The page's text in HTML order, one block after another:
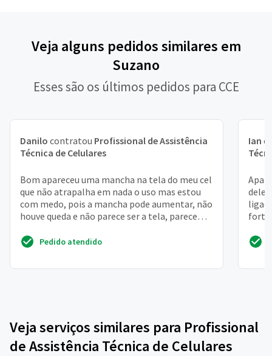
Veja alguns pedidos similares em
Suzano
Esses são os últimos pedidos para CCE
Danilo contratou Profissional de Assistência
Técnica de Celulares
Bom apareceu uma mancha na tela do meu cel
que não atrapalha em nada o uso mas estou
com medo, pois a mancha pode aumentar, não
houve queda e não parece ser a tela, parece
Pedido atendido
Ian
Veja serviços similares para Profissional
de Assistência Técnica de Celulares